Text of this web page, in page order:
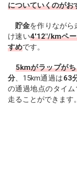
についていくのがお
貯金を作りなが
け速い4'12"/kmペー
すめです。
5kmがラップが
分、15km通過は63
の通過地点のタイム
走ることができます。